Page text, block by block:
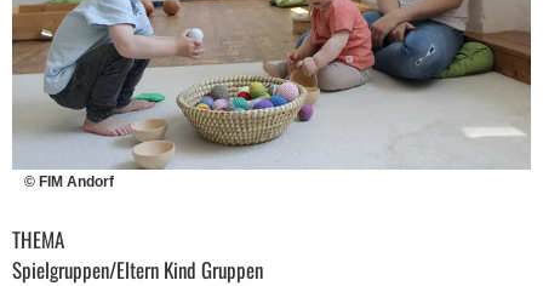
© FIM Andorf
THEMA
Spielgruppen/Eltern Kind Gruppen